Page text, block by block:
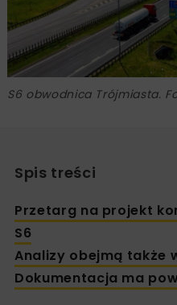
S6 obwodnica Trójmiasta.
Spis treści
Przetarg na projekt
S6
Analizy obejmą także
Dokumentacja ma